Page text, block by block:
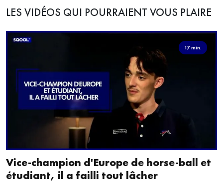
LES VIDÉOS QUI POURRAIENT VOUS PLAIRE
17 min.
Vice-champion d'Europe de horse-ball et
étudiant, il a failli tout lâcher